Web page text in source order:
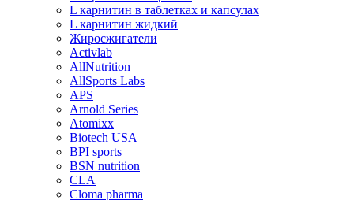
L карнитин в таблетках и капсулах
L карнитин жидкий
Жиросжигатели
Activlab
AllNutrition
AllSports Labs
APS
Arnold Series
Atomixx
Biotech USA
BPI sports
BSN nutrition
CLA
Cloma pharma